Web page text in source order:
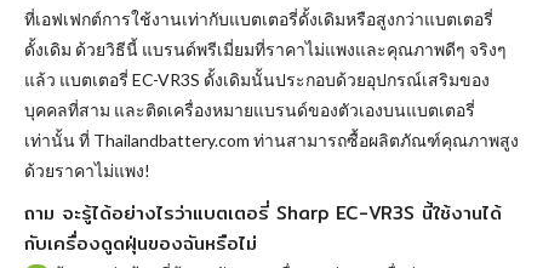
ที่เอฟเฟกต์การใช้งานเท่ากับแบตเตอรี่ดั้งเดิมหรือสูงกว่าแบตเตอรี่
ดั้งเดิม ด้วยวิธีนี้ แบรนด์พรีเมี่ยมที่ราคาไม่แพงและคุณภาพดีๆ จริงๆ
แล้ว แบตเตอรี่ EC-VR3S ดั้งเดิมนั้นประกอบด้วยอุปกรณ์เสริมของ
บุคคลที่สาม และติดเครื่องหมายแบรนด์ของตัวเองบนแบตเตอรี่
เท่านั้น ที่ Thailandbattery.com ท่านสามารถซื้อผลิตภัณฑ์คุณภาพสูง
ด้วยราคาไม่แพง!
ถาม จะรู้ได้อย่างไรว่าแบตเตอรี่ Sharp EC-VR3S นี้ใช้งานได้
กับเครื่องดูดฝุ่นของฉันหรือไม่